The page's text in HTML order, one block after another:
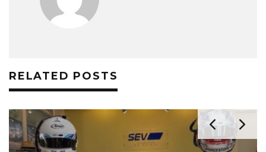
RELATED POSTS